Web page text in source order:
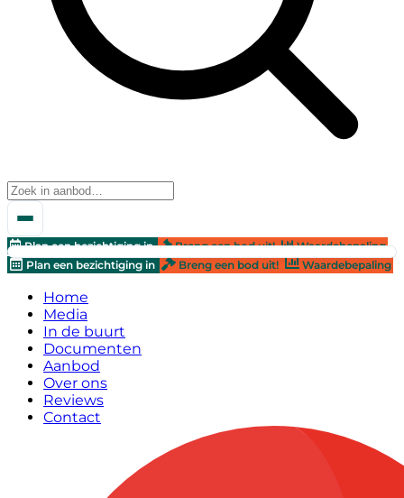
Plan een bezichtiging in Breng een bod uit!
Waardebepaling
Plan een bezichtiging in
Breng een bod uit! Waardebepaling
Home
Media
In de buurt
Documenten
Aanbod
Over ons
Reviews
Contact